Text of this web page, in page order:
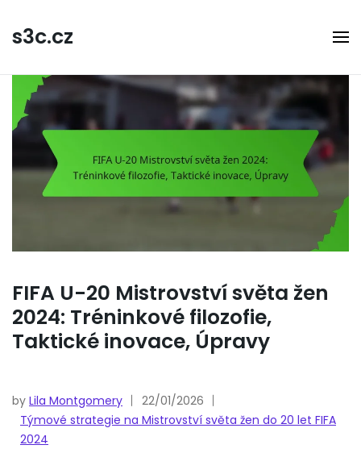
content
s3c.cz
FIFA U-20 Mistrovství světa žen
2024: Tréninkové filozofie,
Taktické inovace, Úpravy
by Lila Montgomery
22/01/2026
Týmové strategie na Mistrovství světa žen do 20 let FIFA
2024